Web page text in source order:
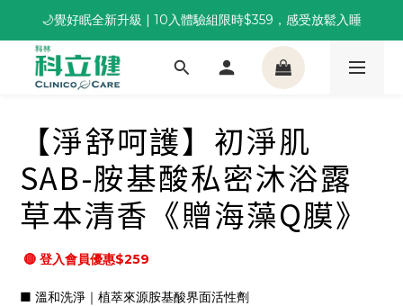
董事長推薦保養組合｜體驗價 $1,800 起，最高享 6 折
董事長推薦保養組合｜體驗價 $1,800 起，最高享 6 折
科林 40 週年 6 重賞｜單筆滿一萬送住宿券，滿兩千再抽
董事長推薦保養組合｜體驗價 $1,800 起，最高享 6 折
【淨舒呵護】初淨肌
SAB-胺基酸私密沐浴露
草本清香《贈海藻Q膜》
🔴 登入會員優惠$259
■ 溫和洗淨｜植萃來源胺基酸界面活性劑